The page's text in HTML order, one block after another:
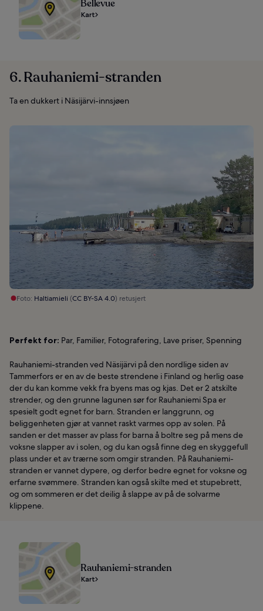
Bellevue
Kart
6. Rauhaniemi-stranden
Ta en dukkert i Näsijärvi-innsjøen
Foto: Haltiamieli (CC BY-SA 4.0) retusjert
Perfekt for: Par, Familier, Fotografering, Lave priser, Spenning
Rauhaniemi-stranden ved Näsijärvi på den nordlige siden av
Tammerfors er en av de beste strendene i Finland og herlig oase
der du kan komme vekk fra byens mas og kjas. Det er 2 atskilte
strender, og den grunne lagunen sør for Rauhaniemi Spa er
spesielt godt egnet for barn. Stranden er langgrunn, og
beliggenheten gjør at vannet raskt varmes opp av solen. På
sanden er det masser av plass for barna å boltre seg på mens de
voksne slapper av i solen, og du kan også finne deg en skyggefull
plass under et av trærne som omgir stranden. På Rauhaniemi-
stranden er vannet dypere, og derfor bedre egnet for voksne og
erfarne svømmere. Stranden kan også skilte med et stupebrett,
og om sommeren er det deilig å slappe av på de solvarme
klippene.
Rauhaniemi-stranden
Kart